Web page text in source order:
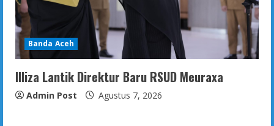
Banda Aceh
Illiza Lantik Direktur Baru RSUD Meuraxa
Admin Post Agustus 7, 2026